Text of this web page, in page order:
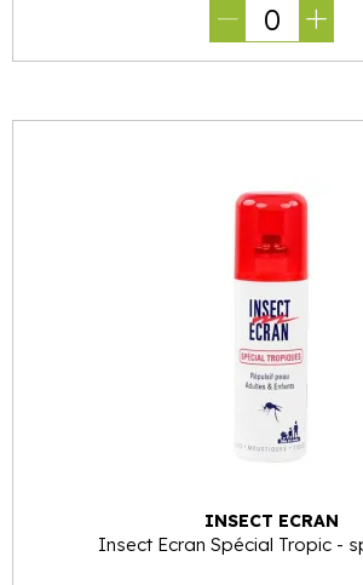
0
INSECT ECRAN
Insect Ecran Spécial Tropic -